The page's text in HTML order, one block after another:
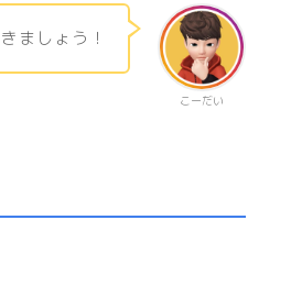
こーだい
ましょう！